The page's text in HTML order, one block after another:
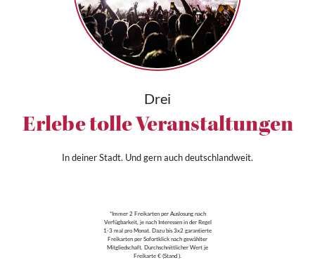
Drei
Erlebe tolle Veranstaltungen
In deiner Stadt. Und gern auch deutschlandweit.
*Immer 2 Freikarten per Auslosung nach
Verfügbarkeit, je nach Interessen in der Regel
1-3 mal pro Monat. Dazu bis 3x2 garantierte
Freikarten per Sofortklick nach gewählter
Mitgliedschaft. Durchschnittlicher Wert je
Freikarte € (Stand ).